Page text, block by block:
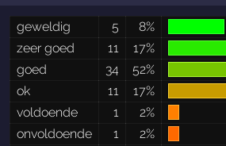
geweldig 5
8%
zeer goed
11
17%
goed
34
52%
ok
11
17%
voldoende
1
2%
onvoldoende
1
2%